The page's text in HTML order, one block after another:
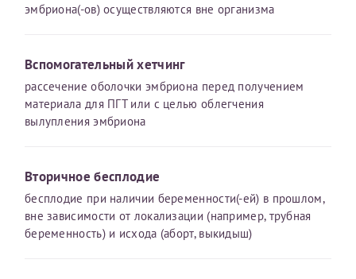
эмбриона(-ов) осуществляются вне организма
Вспомогательный хетчинг
рассечение оболочки эмбриона перед получением
материала для ПГТ или с целью облегчения
вылупления эмбриона
Вторичное бесплодие
бесплодие при наличии беременности(-ей) в прошлом,
вне зависимости от локализации (например, трубная
беременность) и исхода (аборт, выкидыш)